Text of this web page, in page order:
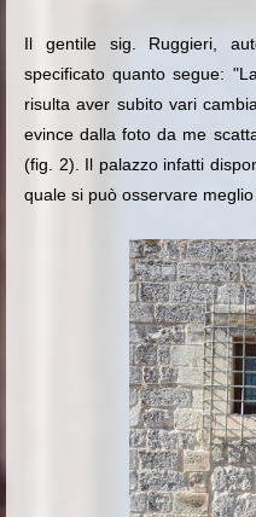
Il gentile sig. Ruggieri,
specificato quanto segue:
risulta aver subito vari
evince dalla foto da me
(fig. 2). Il palazzo infatti
quale si può osservare meglio